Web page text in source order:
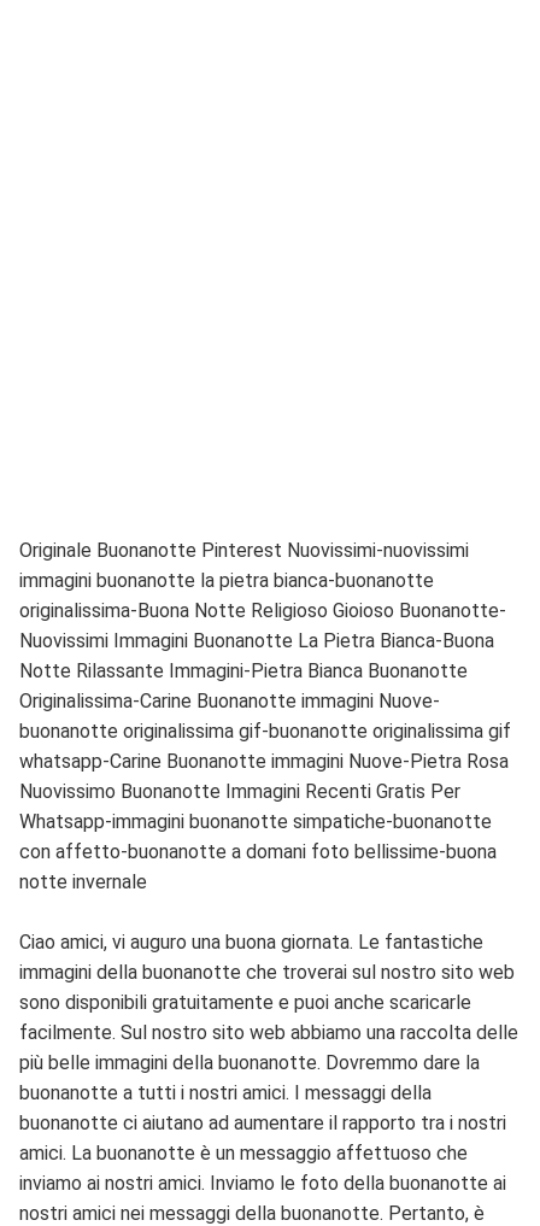
Originale Buonanotte Pinterest Nuovissimi-nuovissimi
immagini buonanotte la pietra bianca-buonanotte
originalissima-Buona Notte Religioso Gioioso Buonanotte-
Nuovissimi Immagini Buonanotte La Pietra Bianca-Buona
Notte Rilassante Immagini-Pietra Bianca Buonanotte
Originalissima-Carine Buonanotte immagini Nuove-
buonanotte originalissima gif-buonanotte originalissima gif
whatsapp-Carine Buonanotte immagini Nuove-Pietra Rosa
Nuovissimo Buonanotte Immagini Recenti Gratis Per
Whatsapp-immagini buonanotte simpatiche-buonanotte
con affetto-buonanotte a domani foto bellissime-buona
notte invernale
Ciao amici, vi auguro una buona giornata. Le fantastiche
immagini della buonanotte che troverai sul nostro sito web
sono disponibili gratuitamente e puoi anche scaricarle
facilmente. Sul nostro sito web abbiamo una raccolta delle
più belle immagini della buonanotte. Dovremmo dare la
buonanotte a tutti i nostri amici. I messaggi della
buonanotte ci aiutano ad aumentare il rapporto tra i nostri
amici. La buonanotte è un messaggio affettuoso che
inviamo ai nostri amici. Inviamo le foto della buonanotte ai
nostri amici nei messaggi della buonanotte. Pertanto, è